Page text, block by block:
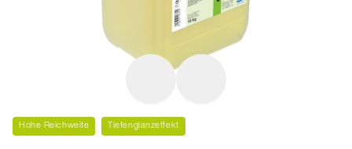
Hohe Reichweite Tiefenglanzeffekt